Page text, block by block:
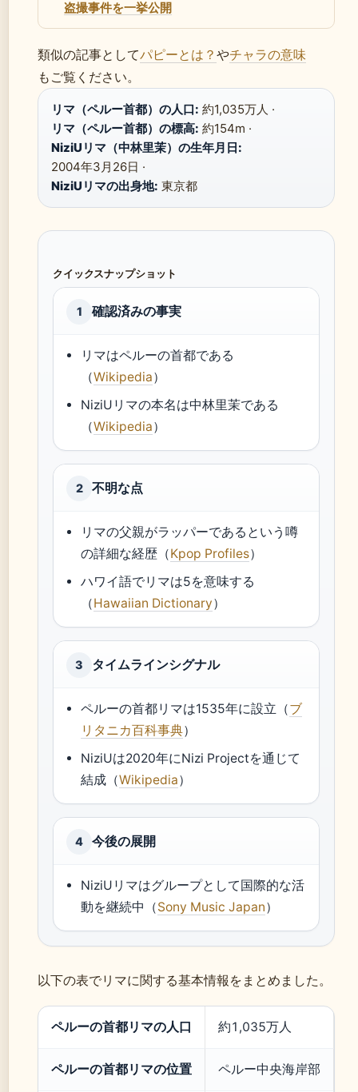
盗撮事件を一挙公開
類似の記事としてパピーとは？ やチャラの意味
もご覧ください。
リマ（ペルー首都）の人口: 約1,035万人 ·
リマ（ペルー首都）の標高: 約154m ·
NiziUリマ（中林里茉）の生年月日:
2004年3月26日 ·
NiziUリマの出身地: 東京都
クイックスナップショット
1 確認済みの事実
リマはペルーの首都である
（Wikipedia）
NiziUリマの本名は中林里茉である
（Wikipedia）
2 不明な点
リマの父親がラッパーであるという噂
の詳細な経歴（Kpop Profiles）
ハワイ語でリマは5を意味する
（Hawaiian Dictionary）
3 タイムラインシグナル
ペルーの首都リマは1535年に設立（ブ
リタニカ百科事典）
NiziUは2020年にNizi Projectを通じて
結成（Wikipedia）
4 今後の展開
NiziUリマはグループとして国際的な活
動を継続中（Sony Music Japan）
以下の表でリマに関する基本情報をまとめました。
リマの基本情報一覧
ペルーの首都リマの人口 約1,035万人
ペルーの首都リマの位置 ペルー中央海岸部